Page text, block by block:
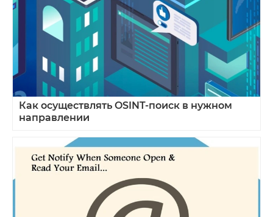
Как осуществлять OSINT‑поиск в нужном
направлении